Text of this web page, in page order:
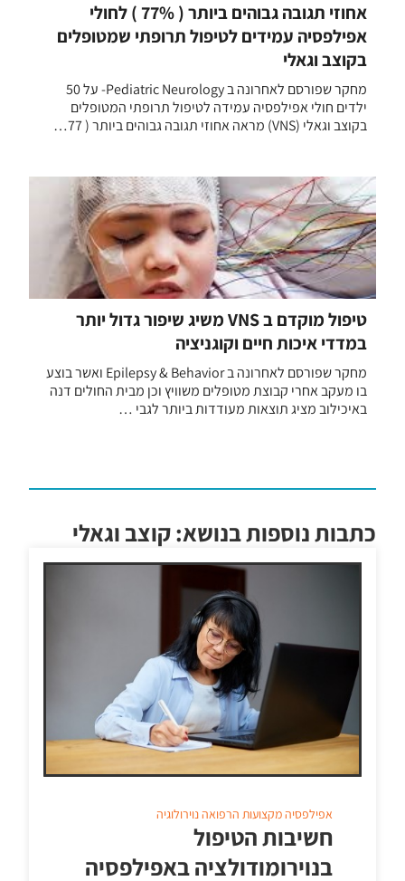
אחוזי תגובה גבוהים ביותר ( 77% ) לחולי
אפילפסיה עמידים לטיפול תרופתי שמטופלים
בקוצב וגאלי
מחקר שפורסם לאחרונה ב Pediatric Neurology- על 50
ילדים חולי אפילפסיה עמידה לטיפול תרופתי המטופלים
בקוצב וגאלי (VNS) מראה אחוזי תגובה גבוהים ביותר ( 77…
טיפול מוקדם ב VNS משיג שיפור גדול יותר
במדדי איכות חיים וקוגניציה
מחקר שפורסם לאחרונה ב Epilepsy & Behavior ואשר בוצע
בו מעקב אחרי קבוצת מטופלים משוויץ וכן מבית החולים דנה
באיכילוב מציג תוצאות מעודדות ביותר לגבי …
כתבות נוספות בנושא: קוצב וגאלי
אפילפסיהמקצועות הרפואהנוירולוגיה
חשיבות הטיפול
בנוירומודולציה באפילפסיה